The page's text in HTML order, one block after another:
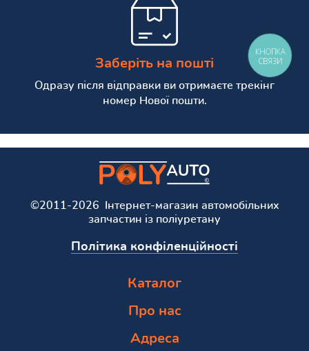
Заберіть на пошті
Одразу після відправки ви отримаєте трекінг
номер Нової пошти.
©2011-2026 Інтернет-магазин автомобільних
запчастин із поліуретану
Політика конфіленційності
Каталог
Про нас
Адреса
КНОПКА
СВЯЗИ